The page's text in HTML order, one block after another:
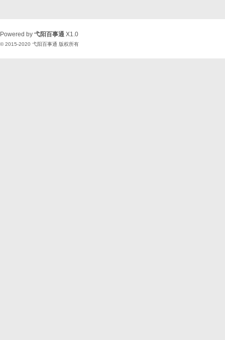
Powered by 弋阳百事通 X1.0
© 2015-2020 弋阳百事通 版权所有